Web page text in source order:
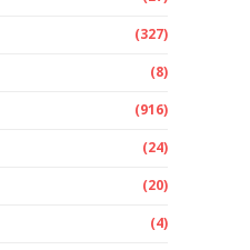
(327)
(8)
(916)
(24)
(20)
(4)